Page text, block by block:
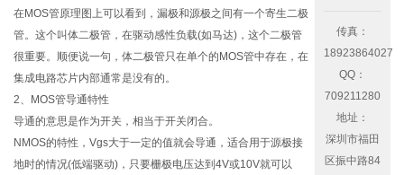
在MOS管原理图上可以看到，漏极和源极之间有一个寄生二极
管。这个叫体二极管，在驱动感性负载(如马达)，这个二极管
很重要。顺便说一句，体二极管只在单个的MOS管中存在，在
集成电路芯片内部通常是没有的。
2、MOS管导通特性
导通的意思是作为开关，相当于开关闭合。
NMOS的特性，Vgs大于一定的值就会导通，适合用于源极接
地时的情况(低端驱动)，只要栅极电压达到4V或10V就可以
传真：
18923864027
QQ：
709211280
地址：
深圳市福田
区振中路84